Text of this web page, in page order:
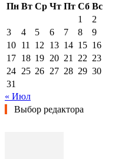
Пн Вт Ср Чт Пт Сб Вс
1
2
3
4 5 6 7 8
9
10 11 12 13 14 15 16
17 18 19 20 21 22 23
24 25 26 27 28 29 30
31
« Июл
Выбор редактора